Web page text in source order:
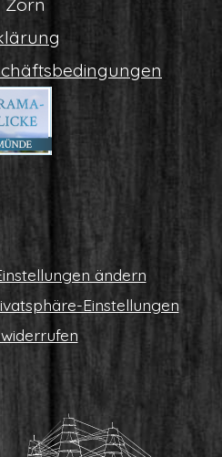
Zorn
ändern
Einstellungen